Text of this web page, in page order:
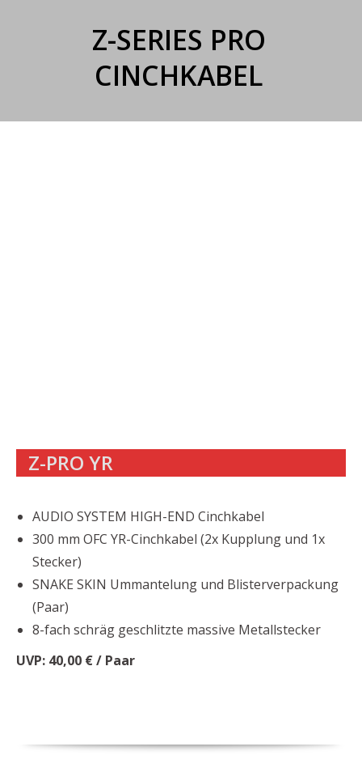
Z-SERIES PRO
CINCHKABEL
Z-PRO YR
AUDIO SYSTEM HIGH-END Cinchkabel
300 mm OFC YR-Cinchkabel (2x Kupplung und 1x
Stecker)
SNAKE SKIN Ummantelung und Blisterverpackung
(Paar)
8-fach schräg geschlitzte massive Metallstecker
UVP: 40,00 € / Paar